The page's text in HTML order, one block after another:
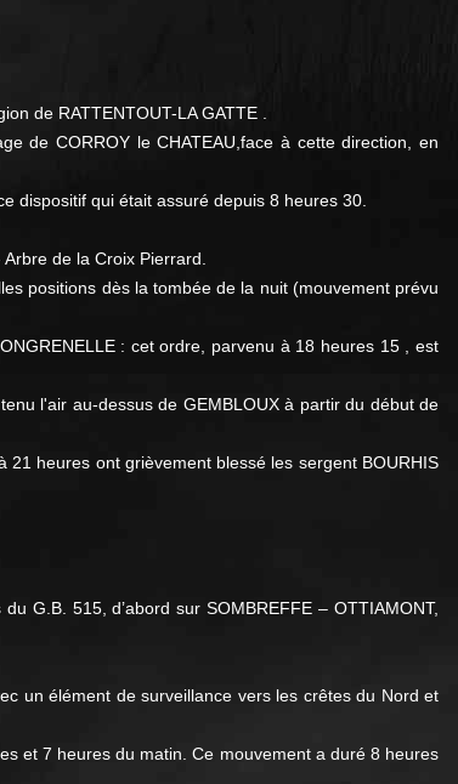
de RATTENTOUT-LA GATTE .
de CORROY le CHATEAU,face à cette direction, en
dispositif qui était assuré depuis 8 heures 30.
de la Croix Pierrard.
positions dès la tombée de la nuit (mouvement prévu
: cet ordre, parvenu à 18 heures 15 , est
l'air au-dessus de GEMBLOUX à partir du début de
heures ont grièvement blessé les sergent BOURHIS
G.B. 515, d’abord sur SOMBREFFE – OTTIAMONT,
un élément de surveillance vers les crêtes du Nord et
et 7 heures du matin. Ce mouvement a duré 8 heures